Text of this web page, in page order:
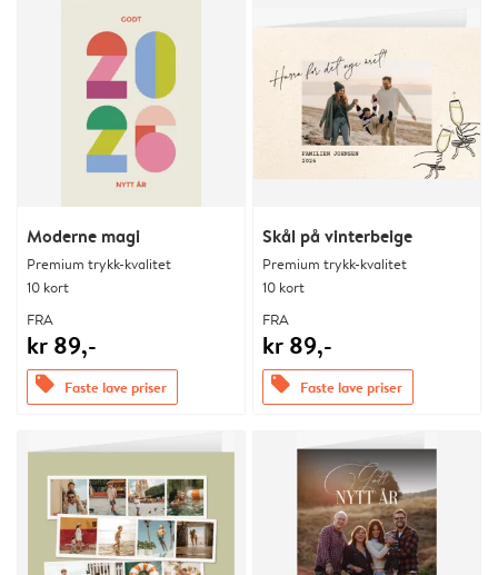
Moderne magi
Premium trykk-kvalitet
10 kort
FRA
kr 89,-
offers Faste lave priser
Skål på vinterbeige
Premium trykk-kvalitet
10 kort
FRA
kr 89,-
offers Faste lave priser